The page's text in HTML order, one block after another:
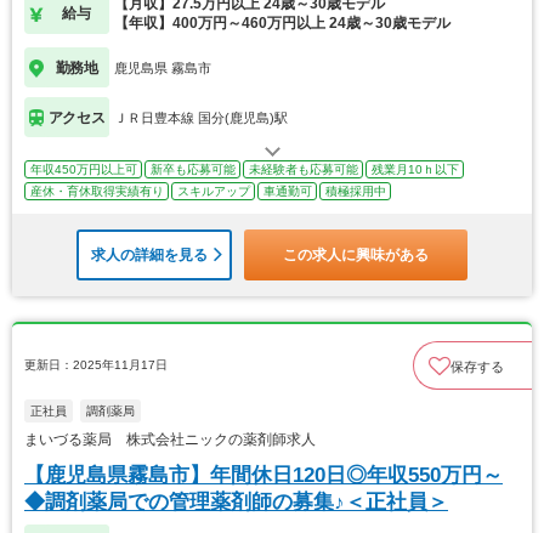
給与
【月収】27.5万円以上 24歳～30歳モデル
【年収】400万円～460万円以上 24歳～30歳モデル
勤務地 鹿児島県 霧島市
アクセス ＪＲ日豊本線 国分(鹿児島)駅
年収450万円以上可 新卒も応募可能 未経験者も応募可能
残業月10ｈ以下
産休・育休取得実績有り
スキルアップ 車通勤可 積極採用中
求人の詳細を見る この求人に興味がある
更新日：2025年11月17日 保存する
正社員 調剤薬局
まいづる薬局 株式会社ニックの薬剤師求人
【鹿児島県霧島市】年間休日120日◎年収550万円～
◆調剤薬局での管理薬剤師の募集♪＜正社員＞